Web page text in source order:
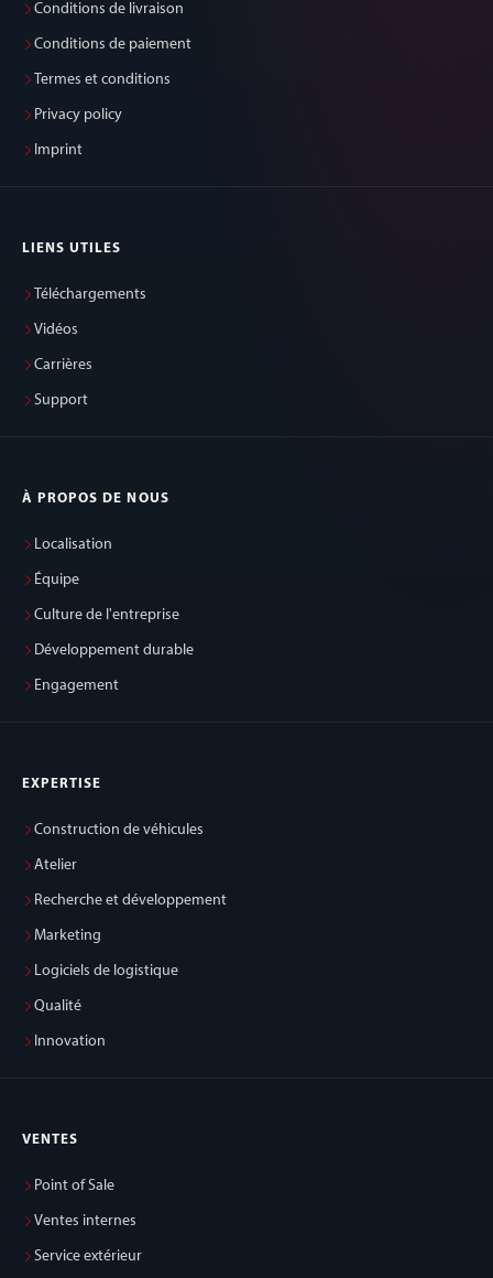
Conditions de livraison
Conditions de paiement
Termes et conditions
Privacy policy
Imprint
LIENS UTILES
Téléchargements
Vidéos
Carrières
Support
À PROPOS DE NOUS
Localisation
Équipe
Culture de l'entreprise
Développement durable
Engagement
EXPERTISE
Construction de véhicules
Atelier
Recherche et développement
Marketing
Logiciels de logistique
Qualité
Innovation
VENTES
Point of Sale
Ventes internes
Service extérieur